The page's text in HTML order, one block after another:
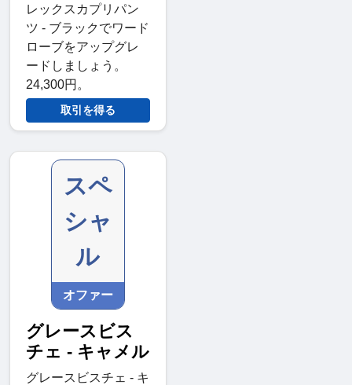
レックスカプリパン
ツ - ブラックでワード
ローブをアップグレ
ードしましょう。
24,300円。
取引を得る
スペ
シャ
ル
オファー
グレースビス
チェ - キャメル
グレースビスチェ - キ